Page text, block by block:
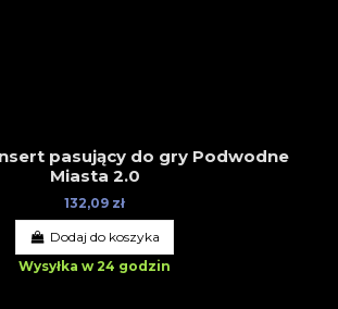
pasujący do gry Podwodne
Miasta 2.0
132,09 zł
Dodaj do koszyka
Wysyłka w 24 godzin